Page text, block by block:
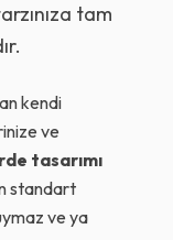
tam
kendi
ve
tasarımı
standart
ve ya